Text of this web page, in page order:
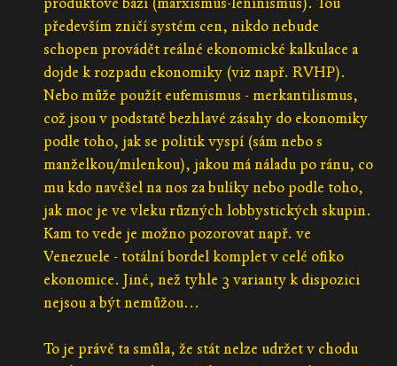
především zničí systém cen, nikdo nebude
schopen provádět reálné ekonomické kalkulace a
dojde k rozpadu ekonomiky (viz např. RVHP).
Nebo může použít eufemismus - merkantilismus,
což jsou v podstatě bezhlavé zásahy do ekonomiky
podle toho, jak se politik vyspí (sám nebo s
manželkou/milenkou), jakou má náladu po ránu, co
mu kdo navěšel na nos za bulíky nebo podle toho,
jak moc je ve vleku různých lobbystických skupin.
Kam to vede je možno pozorovat např. ve
Venezuele - totální bordel komplet v celé ofiko
ekonomice. Jiné, než tyhle 3 varianty k dispozici
nejsou a být nemůžou...
To je právě ta smůla, že stát nelze udržet v chodu